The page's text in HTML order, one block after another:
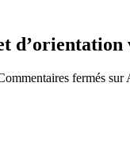
fermés sur